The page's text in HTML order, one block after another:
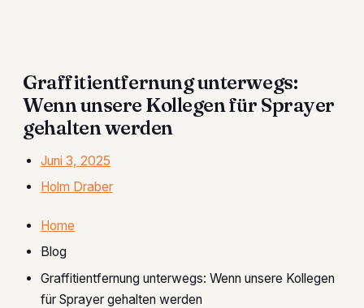
Graffitientfernung unterwegs:
Wenn unsere Kollegen für Sprayer
gehalten werden
Juni 3, 2025
Holm Draber
Home
Blog
Graffitientfernung unterwegs: Wenn unsere Kollegen
für Sprayer gehalten werden